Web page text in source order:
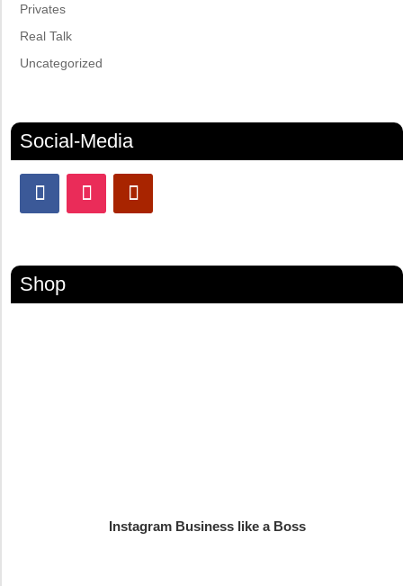
Privates
Real Talk
Uncategorized
Social-Media
Shop
Instagram Business like a Boss